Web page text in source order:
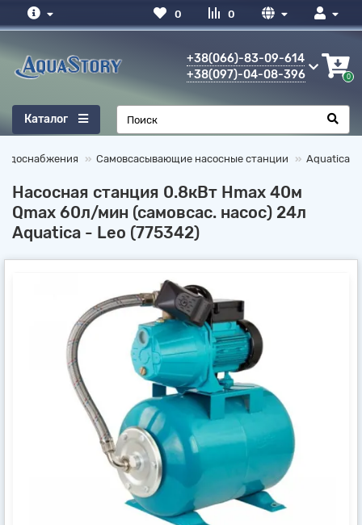
0
0
+38(066)-83-09-614
+38(097)-04-08-396
0
Каталог
Самовсасывающие насосные станции Aquatica
Насосная станция 0.8кВт Hmax 40м
Qmax 60л/мин (самовсас. насос) 24л
Aquatica - Leo (775342)